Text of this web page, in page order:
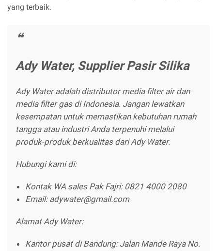
yang terbaik.
Ady Water, Supplier Pasir Silika
Ady Water adalah distributor media filter air dan
media filter gas di Indonesia. Jangan lewatkan
kesempatan untuk memastikan kebutuhan rumah
tangga atau industri Anda terpenuhi melalui
produk-produk berkualitas dari Ady Water.
Hubungi kami di:
Kontak WA sales Pak Fajri: 0821 4000 2080
Email: adywater@gmail.com
Alamat Ady Water:
Kantor pusat di Bandung: Jalan Mande Raya No.